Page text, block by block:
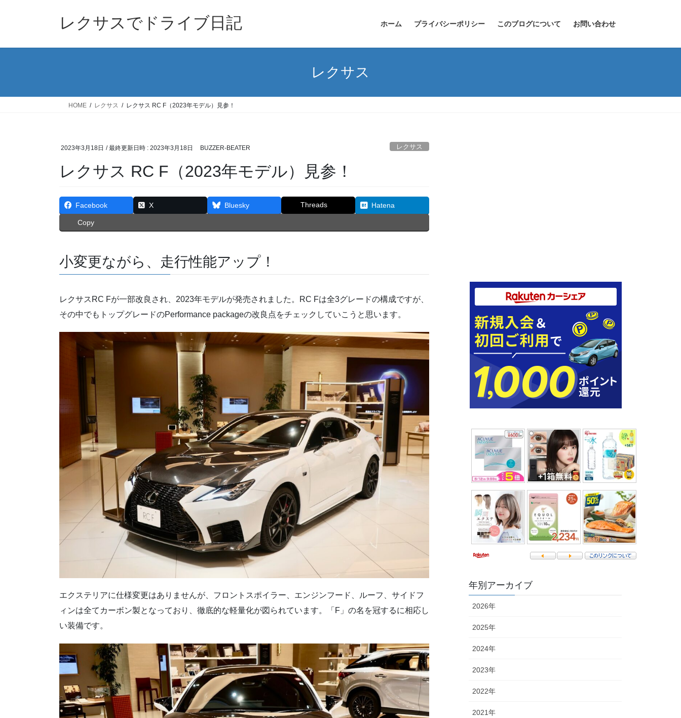
レクサスでドライブ日記 ホーム プライバシーポリシー このブログについて お問い合わせ
レクサス
HOME レクサス レクサス RC F（2023年モデル）見参！
2023年3月18日 / 最終更新日時 : 2023年3月18日 BUZZER-BEATER レクサス
レクサス RC F（2023年モデル）見参！
Facebook X Bluesky Threads Hatena
Copy
小変更ながら、走行性能アップ！
レクサスRC Fが一部改良され、2023年モデルが発売されました。RC Fは全3グレードの構成ですが、
その中でもトップグレードのPerformance packageの改良点をチェックしていこうと思います。
エクステリアに仕様変更はありませんが、フロントスポイラー、エンジンフード、ルーフ、サイドフ
ィンは全てカーボン製となっており、徹底的な軽量化が図られています。「F」の名を冠するに相応し
い装備です。
年別アーカイブ
2026年
2025年
2024年
2023年
2022年
2021年